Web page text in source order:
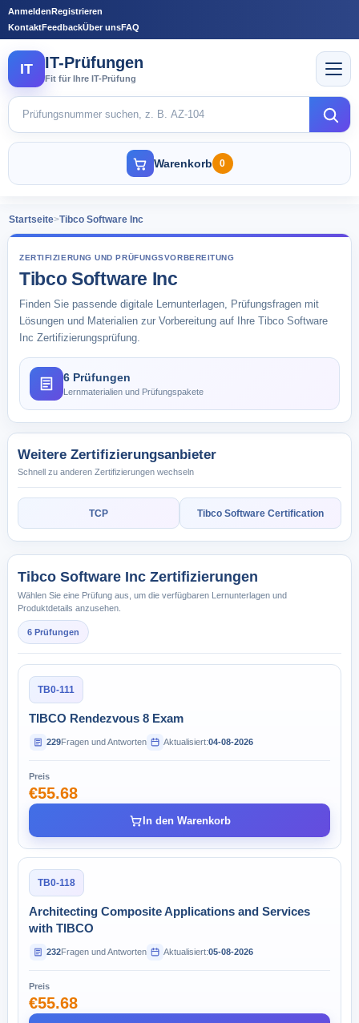
AnmeldenRegistrieren
KontaktFeedbackÜber unsFAQ
IT IT-Prüfungen
Fit für Ihre IT-Prüfung
Warenkorb 0
Startseite>Tibco Software Inc
ZERTIFIZIERUNG UND PRÜFUNGSVORBEREITUNG
Tibco Software Inc
Finden Sie passende digitale Lernunterlagen, Prüfungsfragen mit
Lösungen und Materialien zur Vorbereitung auf Ihre Tibco Software
Inc Zertifizierungsprüfung.
6 Prüfungen
Lernmaterialien und Prüfungspakete
Weitere Zertifizierungsanbieter
Schnell zu anderen Zertifizierungen wechseln
TCP Tibco Software Certification
Tibco Software Inc Zertifizierungen
Wählen Sie eine Prüfung aus, um die verfügbaren Lernunterlagen und
Produktdetails anzusehen.
6 Prüfungen
TB0-111
TIBCO Rendezvous 8 Exam
229Fragen und Antworten Aktualisiert:04-08-2026
Preis
€55.68
In den Warenkorb
TB0-118
Architecting Composite Applications and Services
with TIBCO
232Fragen und Antworten Aktualisiert:05-08-2026
Preis
€55.68